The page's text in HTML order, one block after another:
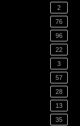
2
76
96
22
3
57
28
13
35